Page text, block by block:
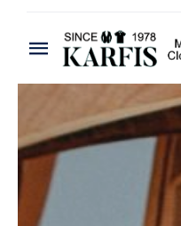
Toggle
Navigation
ΠΑΝΤΕΛΟΝΙΑ
ΜΠΟΥΦΑΝ